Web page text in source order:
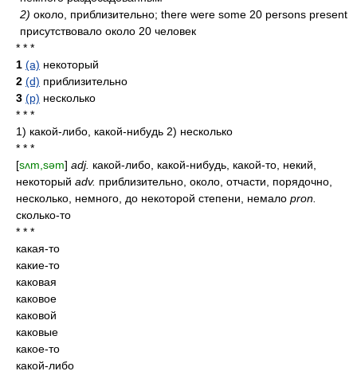
2) около, приблизительно; there were some 20 persons present
присутствовало около 20 человек
* * *
1 (a) некоторый
2 (d) приблизительно
3 (p) несколько
* * *
1) какой-либо, какой-нибудь 2) несколько
* * *
[sʌm,səm] adj. какой-либо, какой-нибудь, какой-то, некий,
некоторый adv. приблизительно, около, отчасти, порядочно,
несколько, немного, до некоторой степени, немало pron.
сколько-то
* * *
какая-то
какие-то
каковая
каковое
каковой
каковые
какое-то
какой-либо